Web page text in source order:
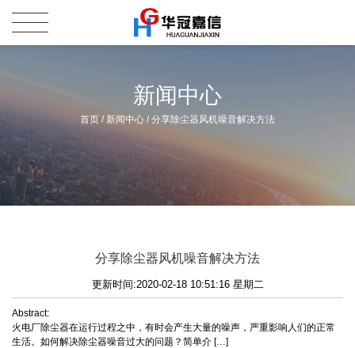
新闻中心
首页 / 新闻中心 /分享除尘器风机噪音解决方法
分享除尘器风机噪音解决方法
更新时间:2020-02-18 10:51:16 星期二
Abstract:
火电厂除尘器在运行过程之中，有时会产生大量的噪声，严重影响人们的正常
生活。如何解决除尘器噪音过大的问题？简单介 […]